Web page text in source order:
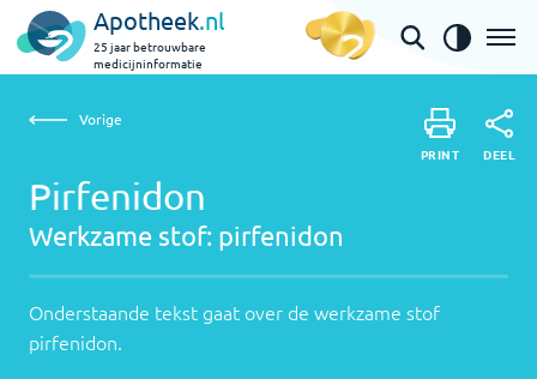
Apotheek.nl
25 jaar betrouwbare
medicijninformatie
Pirfenidon | pirfenidon
over
de
werkzame
Vorige
Pirfenidon
Werkzame stof: pirfenidon
Onderstaande tekst gaat over de werkzame stof
pirfenidon.
PRINT DEEL